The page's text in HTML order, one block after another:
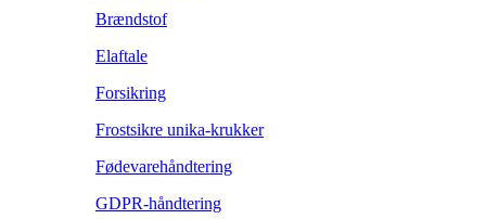
Brændstof
Elaftale
Forsikring
Frostsikre unika-krukker
Fødevarehåndtering
GDPR-håndtering